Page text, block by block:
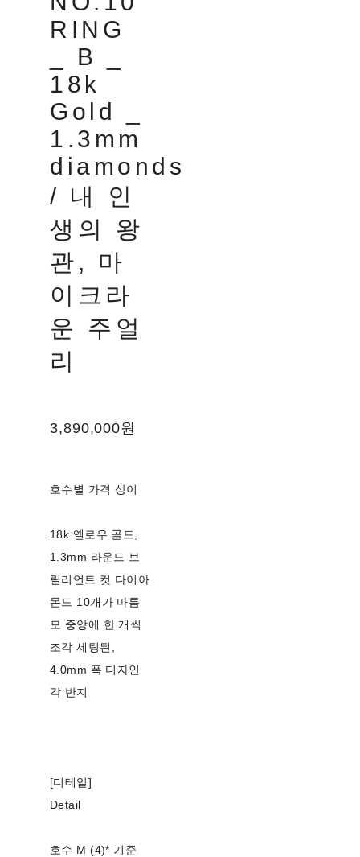
RING
_ B _
18k
Gold _
1.3mm
diamonds
/ 내 인
생의 왕
관, 마
이크라
운 주얼
리
3,890,000원
호수별 가격 상이
18k 옐로우 골드,
1.3mm 라운드 브
릴리언트 컷 다이아
몬드 10개가 마름
모 중앙에 한 개씩
조각 세팅된,
4.0mm 폭 디자인
각 반지
[디테일]
Detail
호수 M (4)* 기준